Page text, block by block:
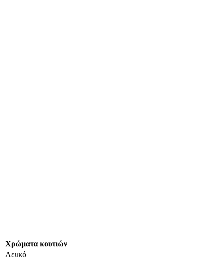
Χρώματα κουτιών
Λευκό